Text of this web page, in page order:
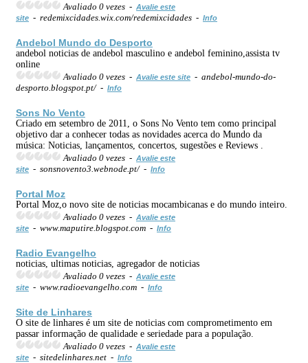
Avaliado 0 vezes - Avalie este
site - redemixcidades.wix.com/redemixcidades - Info
Andebol Mundo do Desporto
andebol noticias de andebol masculino e andebol feminino,assista tv
online
Avaliado 0 vezes - Avalie este site - andebol-mundo-do-
desporto.blogspot.pt/ - Info
Sons No Vento
Criado em setembro de 2011, o Sons No Vento tem como principal
objetivo dar a conhecer todas as novidades acerca do Mundo da
música: Noticias, lançamentos, concertos, sugestões e Reviews .
Avaliado 0 vezes - Avalie este
site - sonsnovento3.webnode.pt/ - Info
Portal Moz
Portal Moz,o novo site de noticias mocambicanas e do mundo inteiro.
Avaliado 0 vezes - Avalie este
site - www.maputire.blogspot.com - Info
Radio Evangelho
noticias, ultimas noticias, agregador de noticias
Avaliado 0 vezes - Avalie este
site - www.radioevangelho.com - Info
Site de Linhares
O site de linhares é um site de noticias com comprometimento em
passar informação de qualidade e seriedade para a população.
Avaliado 0 vezes - Avalie este
site - sitedelinhares.net - Info